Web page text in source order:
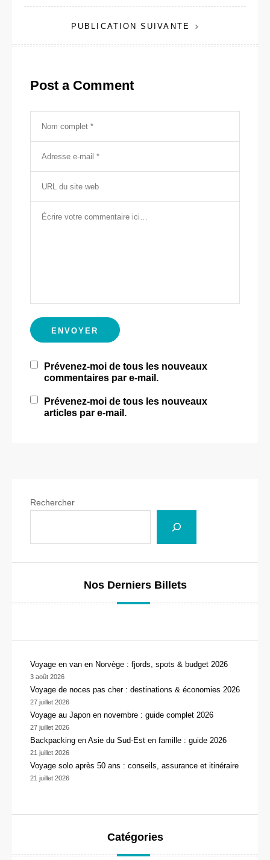
de
l’articlePUBLICATION SUIVANTE
Post a Comment
Prévenez-moi de tous les nouveaux
commentaires par e-mail.
Prévenez-moi de tous les nouveaux
articles par e-mail.
Rechercher
Nos Derniers Billets
Voyage en van en Norvège : fjords, spots & budget 2026
3 août 2026
Voyage de noces pas cher : destinations & économies 2026
27 juillet 2026
Voyage au Japon en novembre : guide complet 2026
27 juillet 2026
Backpacking en Asie du Sud-Est en famille : guide 2026
21 juillet 2026
Voyage solo après 50 ans : conseils, assurance et itinéraire
21 juillet 2026
Catégories